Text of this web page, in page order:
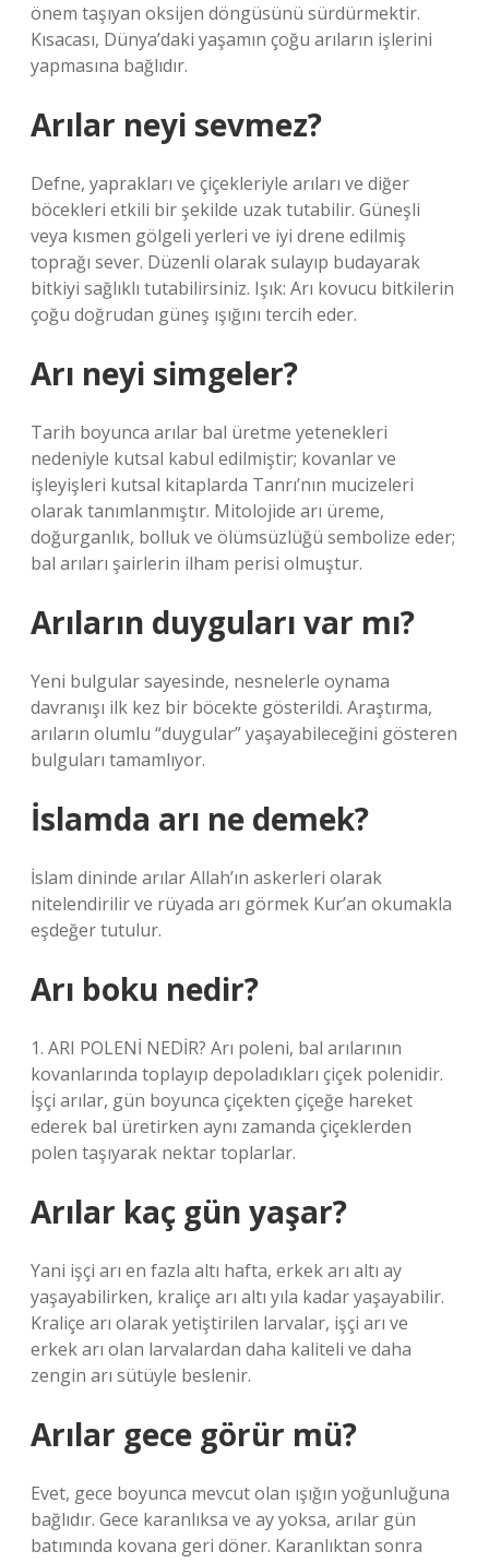
önem taşıyan oksijen döngüsünü sürdürmektir.
Kısacası, Dünya’daki yaşamın çoğu arıların işlerini
yapmasına bağlıdır.
Arılar neyi sevmez?
Defne, yaprakları ve çiçekleriyle arıları ve diğer
böcekleri etkili bir şekilde uzak tutabilir. Güneşli
veya kısmen gölgeli yerleri ve iyi drene edilmiş
toprağı sever. Düzenli olarak sulayıp budayarak
bitkiyi sağlıklı tutabilirsiniz. Işık: Arı kovucu bitkilerin
çoğu doğrudan güneş ışığını tercih eder.
Arı neyi simgeler?
Tarih boyunca arılar bal üretme yetenekleri
nedeniyle kutsal kabul edilmiştir; kovanlar ve
işleyişleri kutsal kitaplarda Tanrı’nın mucizeleri
olarak tanımlanmıştır. Mitolojide arı üreme,
doğurganlık, bolluk ve ölümsüzlüğü sembolize eder;
bal arıları şairlerin ilham perisi olmuştur.
Arıların duyguları var mı?
Yeni bulgular sayesinde, nesnelerle oynama
davranışı ilk kez bir böcekte gösterildi. Araştırma,
arıların olumlu “duygular” yaşayabileceğini gösteren
bulguları tamamlıyor.
İslamda arı ne demek?
İslam dininde arılar Allah’ın askerleri olarak
nitelendirilir ve rüyada arı görmek Kur’an okumakla
eşdeğer tutulur.
Arı boku nedir?
1. ARI POLENİ NEDİR? Arı poleni, bal arılarının
kovanlarında toplayıp depoladıkları çiçek polenidir.
İşçi arılar, gün boyunca çiçekten çiçeğe hareket
ederek bal üretirken aynı zamanda çiçeklerden
polen taşıyarak nektar toplarlar.
Arılar kaç gün yaşar?
Yani işçi arı en fazla altı hafta, erkek arı altı ay
yaşayabilirken, kraliçe arı altı yıla kadar yaşayabilir.
Kraliçe arı olarak yetiştirilen larvalar, işçi arı ve
erkek arı olan larvalardan daha kaliteli ve daha
zengin arı sütüyle beslenir.
Arılar gece görür mü?
Evet, gece boyunca mevcut olan ışığın yoğunluğuna
bağlıdır. Gece karanlıksa ve ay yoksa, arılar gün
batımında kovana geri döner. Karanlıktan sonra